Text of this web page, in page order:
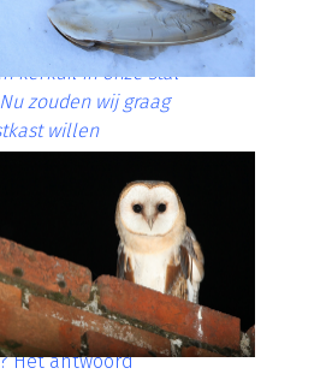
vraag binnen
Wij hebben al een
kerkuil in onze stal
zouden wij graag
willen
in de stal. Kunnen
aan een nestkast
" De eerste vraag
moeten
is... moet er
dit voorbeeld altijd
geplaatst
Het antwoord